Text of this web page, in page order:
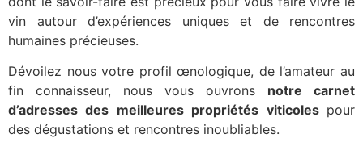
vin autour d’expériences uniques et de rencontres
humaines précieuses.
Dévoilez nous votre profil œnologique, de l’amateur au
fin connaisseur, nous vous ouvrons notre carnet
d’adresses des meilleures propriétés viticoles pour
des dégustations et rencontres inoubliables.